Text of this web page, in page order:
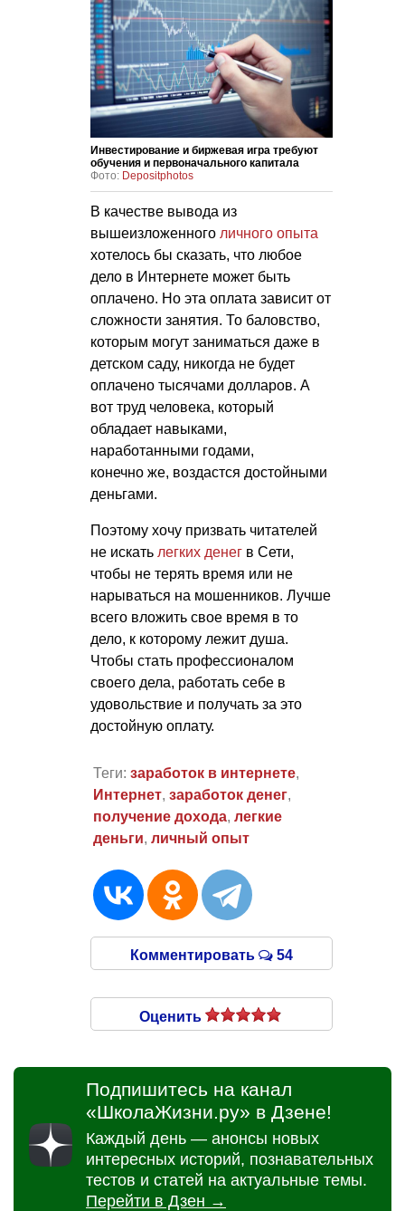
Инвестирование и биржевая игра требуют
обучения и первоначального капитала
Фото: Depositphotos
В качестве вывода из
вышеизложенного личного опыта
хотелось бы сказать, что любое
дело в Интернете может быть
оплачено. Но эта оплата зависит от
сложности занятия. То баловство,
которым могут заниматься даже в
детском саду, никогда не будет
оплачено тысячами долларов. А
вот труд человека, который
обладает навыками,
наработанными годами,
конечно же, воздастся достойными
деньгами.
Поэтому хочу призвать читателей
не искать легких денег в Сети,
чтобы не терять время или не
нарываться на мошенников. Лучше
всего вложить свое время в то
дело, к которому лежит душа.
Чтобы стать профессионалом
своего дела, работать себе в
удовольствие и получать за это
достойную оплату.
Теги: заработок в интернете,
Интернет, заработок денег,
получение дохода, легкие
деньги, личный опыт
Комментировать 54
Оценить
Подпишитесь на канал
«ШколаЖизни.ру» в Дзене!
Каждый день — анонсы новых
интересных историй, познавательных
тестов и статей на актуальные темы.
Перейти в Дзен →